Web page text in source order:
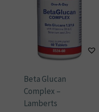
Beta Glucan
Complex –
Lamberts